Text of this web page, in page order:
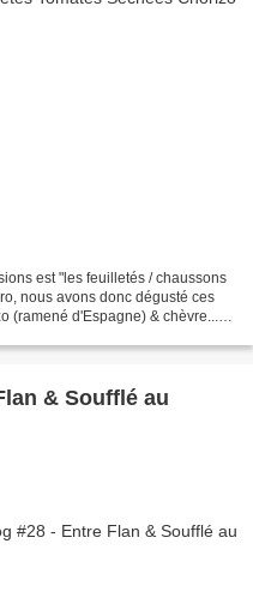
est "les feuilletés / chaussons
nous avons donc dégusté ces
(ramené d'Espagne) & chèvre...
& Soufflé au